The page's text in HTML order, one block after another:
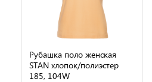
Рубашка поло женская
STAN хлопок/полиэстер
185, 104W